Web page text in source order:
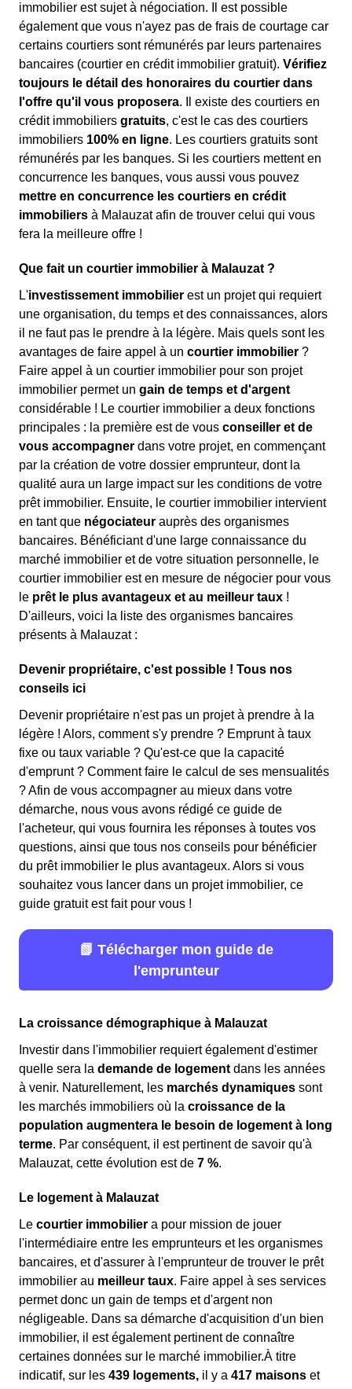
immobilier est sujet à négociation. Il est possible
également que vous n'ayez pas de frais de courtage car
certains courtiers sont rémunérés par leurs partenaires
bancaires (courtier en crédit immobilier gratuit). Vérifiez
toujours le détail des honoraires du courtier dans
l'offre qu'il vous proposera. Il existe des courtiers en
crédit immobiliers gratuits, c'est le cas des courtiers
immobiliers 100% en ligne. Les courtiers gratuits sont
rémunérés par les banques. Si les courtiers mettent en
concurrence les banques, vous aussi vous pouvez
mettre en concurrence les courtiers en crédit
immobiliers à Malauzat afin de trouver celui qui vous
fera la meilleure offre !
Que fait un courtier immobilier à Malauzat ?
L'investissement immobilier est un projet qui requiert
une organisation, du temps et des connaissances, alors
il ne faut pas le prendre à la légère. Mais quels sont les
avantages de faire appel à un courtier immobilier ?
Faire appel à un courtier immobilier pour son projet
immobilier permet un gain de temps et d'argent
considérable ! Le courtier immobilier a deux fonctions
principales : la première est de vous conseiller et de
vous accompagner dans votre projet, en commençant
par la création de votre dossier emprunteur, dont la
qualité aura un large impact sur les conditions de votre
prêt immobilier. Ensuite, le courtier immobilier intervient
en tant que négociateur auprès des organismes
bancaires. Bénéficiant d'une large connaissance du
marché immobilier et de votre situation personnelle, le
courtier immobilier est en mesure de négocier pour vous
le prêt le plus avantageux et au meilleur taux !
D'ailleurs, voici la liste des organismes bancaires
présents à Malauzat :
Devenir propriétaire, c'est possible ! Tous nos
conseils ici
Devenir propriétaire n'est pas un projet à prendre à la
légère ! Alors, comment s'y prendre ? Emprunt à taux
fixe ou taux variable ? Qu'est-ce que la capacité
d'emprunt ? Comment faire le calcul de ses mensualités
? Afin de vous accompagner au mieux dans votre
démarche, nous vous avons rédigé ce guide de
l'acheteur, qui vous fournira les réponses à toutes vos
questions, ainsi que tous nos conseils pour bénéficier
du prêt immobilier le plus avantageux. Alors si vous
souhaitez vous lancer dans un projet immobilier, ce
guide gratuit est fait pour vous !
📗 Télécharger mon guide de
l'emprunteur
La croissance démographique à Malauzat
Investir dans l'immobilier requiert également d'estimer
quelle sera la demande de logement dans les années
à venir. Naturellement, les marchés dynamiques sont
les marchés immobiliers où la croissance de la
population augmentera le besoin de logement à long
terme. Par conséquent, il est pertinent de savoir qu'à
Malauzat, cette évolution est de 7 %.
Le logement à Malauzat
Le courtier immobilier a pour mission de jouer
l'intermédiaire entre les emprunteurs et les organismes
bancaires, et d'assurer à l'emprunteur de trouver le prêt
immobilier au meilleur taux. Faire appel à ses services
permet donc un gain de temps et d'argent non
négligeable. Dans sa démarche d'acquisition d'un bien
immobilier, il est également pertinent de connaître
certaines données sur le marché immobilier.À titre
indicatif, sur les 439 logements, il y a 417 maisons et